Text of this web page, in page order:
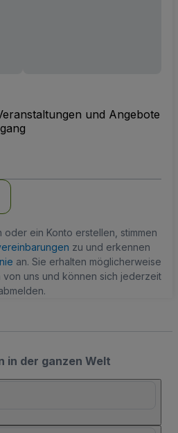
und Angebote
oder ein Konto erstellen, stimmen
zu und erkennen
an. Sie erhalten möglicherweise
von uns und können sich jederzeit
in der ganzen Welt